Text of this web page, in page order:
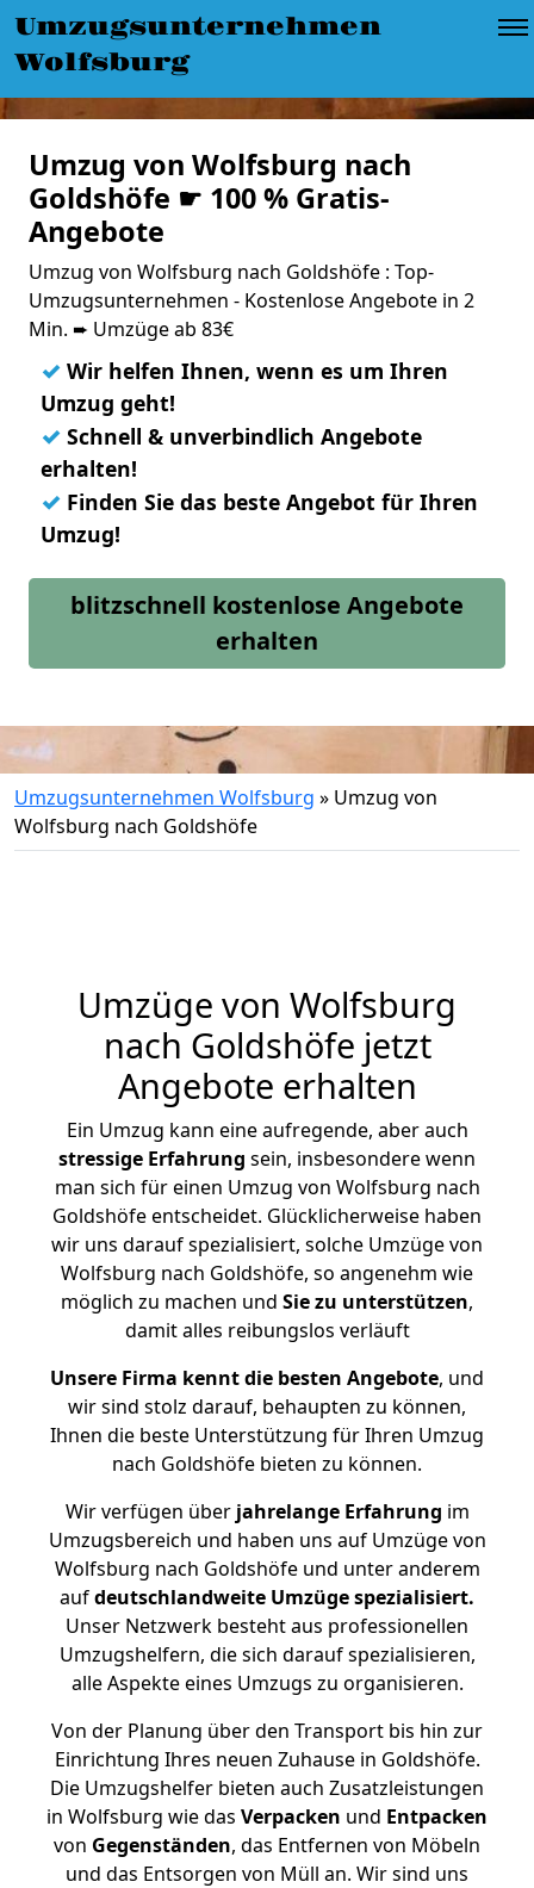
Umzugsunternehmen
Wolfsburg
Umzug von Wolfsburg nach
Goldshöfe ☛ 100 % Gratis-
Angebote
Umzug von Wolfsburg nach Goldshöfe : Top-
Umzugsunternehmen - Kostenlose Angebote in 2
Min. ➨ Umzüge ab 83€
✓ Wir helfen Ihnen, wenn es um Ihren
Umzug geht!
✓ Schnell & unverbindlich Angebote
erhalten!
✓ Finden Sie das beste Angebot für Ihren
Umzug!
blitzschnell kostenlose Angebote
erhalten
Umzugsunternehmen Wolfsburg » Umzug von
Wolfsburg nach Goldshöfe
Umzüge von Wolfsburg
nach Goldshöfe jetzt
Angebote erhalten
Ein Umzug kann eine aufregende, aber auch
stressige Erfahrung sein, insbesondere wenn
man sich für einen Umzug von Wolfsburg nach
Goldshöfe entscheidet. Glücklicherweise haben
wir uns darauf spezialisiert, solche Umzüge von
Wolfsburg nach Goldshöfe, so angenehm wie
möglich zu machen und Sie zu unterstützen,
damit alles reibungslos verläuft
Unsere Firma kennt die besten Angebote, und
wir sind stolz darauf, behaupten zu können,
Ihnen die beste Unterstützung für Ihren Umzug
nach Goldshöfe bieten zu können.
Wir verfügen überjahrelange Erfahrung im
Umzugsbereich und haben uns auf Umzüge von
Wolfsburg nach Goldshöfe und unter anderem
aufdeutschlandweite Umzüge spezialisiert.
Unser Netzwerk besteht aus professionellen
Umzugshelfern, die sich darauf spezialisieren,
alle Aspekte eines Umzugs zu organisieren.
Von der Planung über den Transport bis hin zur
Einrichtung Ihres neuen Zuhause in Goldshöfe.
Die Umzugshelfer bieten auch Zusatzleistungen
in Wolfsburg wie das Verpacken und Entpacken
von Gegenständen, das Entfernen von Möbeln
und das Entsorgen von Müll an. Wir sind uns